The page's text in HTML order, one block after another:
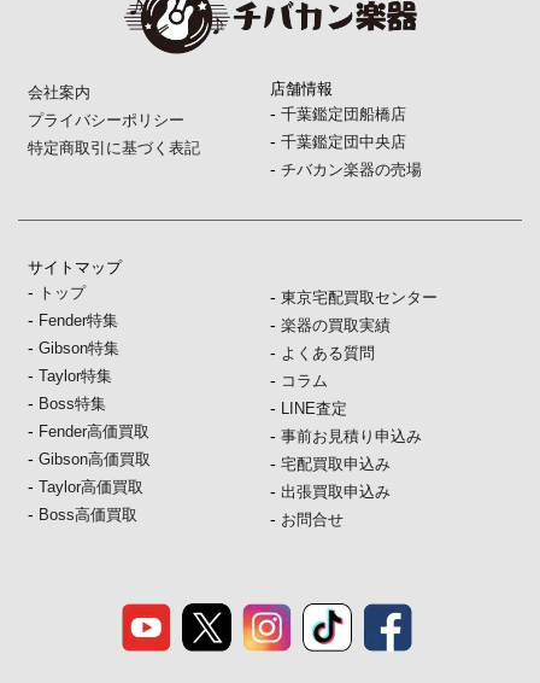
会社案内
プライバシーポリシー
特定商取引に基づく表記
店舗情報
- 千葉鑑定団船橋店
- 千葉鑑定団中央店
- チバカン楽器の売場
サイトマップ
- トップ
- Fender特集
-Gibson特集
-Taylor特集
- Boss特集
- Fender高価買取
-Gibson高価買取
-Taylor高価買取
- Boss高価買取
- 東京宅配買取センター
- 楽器の買取実績
- よくある質問
- コラム
- LINE査定
- 事前お見積り申込み
- 宅配買取申込み
- 出張買取申込み
- お問合せ